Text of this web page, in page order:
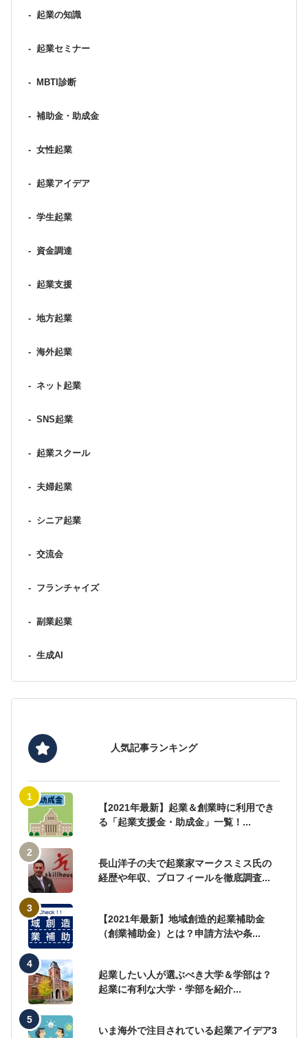
- 起業の知識
- 起業セミナー
- MBTI診断
- 補助金・助成金
- 女性起業
- 起業アイデア
- 学生起業
- 資金調達
- 起業支援
- 地方起業
- 海外起業
- ネット起業
- SNS起業
- 起業スクール
- 夫婦起業
- シニア起業
- 交流会
- フランチャイズ
- 副業起業
- 生成AI
人気記事ランキング
【2021年最新】起業＆創業時に利用でき
る「起業支援金・助成金」一覧！...
長山洋子の夫で起業家マークスミス氏の
経歴や年収、プロフィールを徹底調査...
【2021年最新】地域創造的起業補助金
（創業補助金）とは？申請方法や条...
起業したい人が選ぶべき大学＆学部は？
起業に有利な大学・学部を紹介...
いま海外で注目されている起業アイデア3